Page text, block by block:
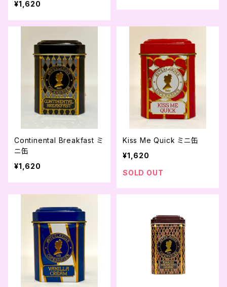
¥1,620
Continental Breakfast ミ
ニ缶
¥1,620
Kiss Me Quick ミニ缶
¥1,620
SOLD OUT